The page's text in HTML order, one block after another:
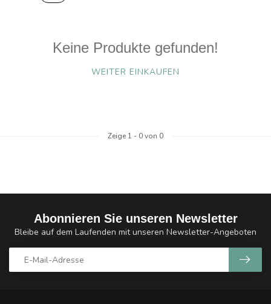
Keine Produkte gefunden!
WEITER EINKAUFEN
Zeige 1 - 0von 0
Abonnieren Sie unseren Newsletter
Bleibe auf dem Laufenden mit unseren Newsletter-Angeboten